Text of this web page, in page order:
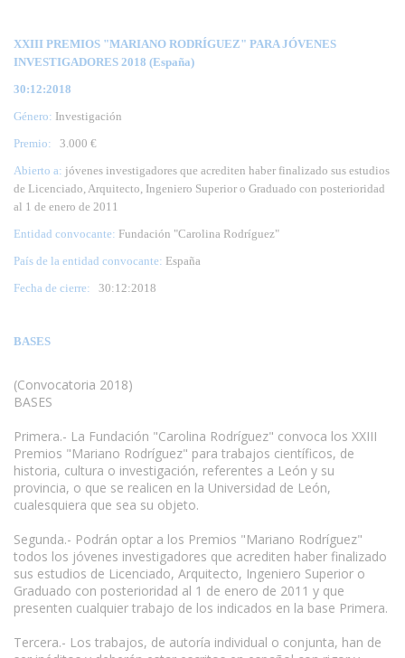
XXIII PREMIOS "MARIANO RODRÍGUEZ" PARA JÓVENES
INVESTIGADORES 2018 (España)
30:12:2018
Género: Investigación
Premio:
3.000 €
Abierto a: jóvenes investigadores que acrediten haber finalizado sus estudios
de Licenciado, Arquitecto, Ingeniero Superior o Graduado con posterioridad
al 1 de enero de 2011
Entidad convocante: Fundación "Carolina Rodríguez"
País de la entidad convocante: España
Fecha de cierre: 30:12:2018
BASES
(Convocatoria 2018)
BASES
Primera.- La Fundación "Carolina Rodríguez" convoca los XXIII
Premios "Mariano Rodríguez" para trabajos científicos, de
historia, cultura o investigación, referentes a León y su
provincia, o que se realicen en la Universidad de León,
cualesquiera que sea su objeto.
Segunda.- Podrán optar a los Premios "Mariano Rodríguez"
todos los jóvenes investigadores que acrediten haber finalizado
sus estudios de Licenciado, Arquitecto, Ingeniero Superior o
Graduado con posterioridad al 1 de enero de 2011 y que
presenten cualquier trabajo de los indicados en la base Primera.
Tercera.- Los trabajos, de autoría individual o conjunta, han de